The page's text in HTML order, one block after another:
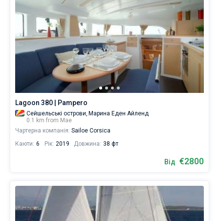
Lagoon 380 | Pampero
Сейшельські острови, Марина Еден Айленд
0.1 km from Мае
Чартерна компанія: Sailoe Corsica
Каюти: 6 Рік: 2019 Довжина: 38 фт
Від €2800